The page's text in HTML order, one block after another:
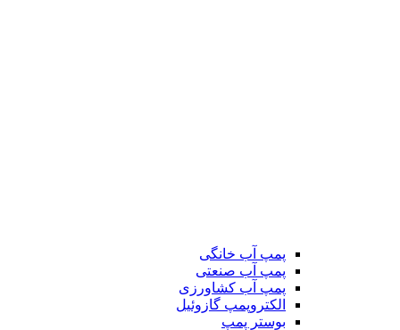
پمپ آب خانگی
پمپ آب صنعتی
پمپ آب کشاورزی
الکتروپمپ گازوئیل
بوستر پمپ